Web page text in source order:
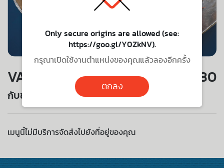
VALUE SET 130
กับข้าวกะเพราหมูสับ
เมนูนี้ไม่มีบริการจัดส่งไปยังที่อยู่ของคุณ
Only secure origins are allowed (see:
https://goo.gl/Y0ZkNV).
กรุณาเปิดใช้งานตำแหน่งของคุณแล้วลองอีกครั้ง
ตกลง